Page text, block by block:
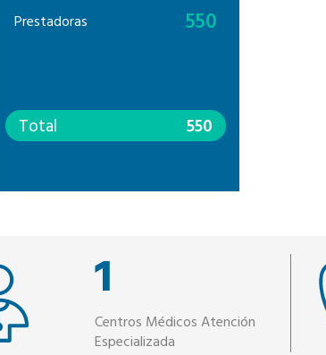
Prestadoras 550
Total 550
1
Centros Médicos Atención
Especializada